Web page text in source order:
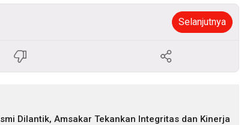
Selanjutnya
Dilantik, Amsakar Tekankan Integritas dan Kinerja